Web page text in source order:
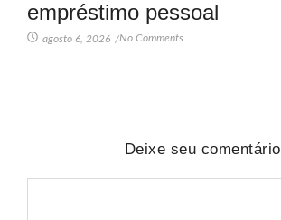
empréstimo pessoal
agosto 6, 2026 /No Comments
Deixe seu comentário